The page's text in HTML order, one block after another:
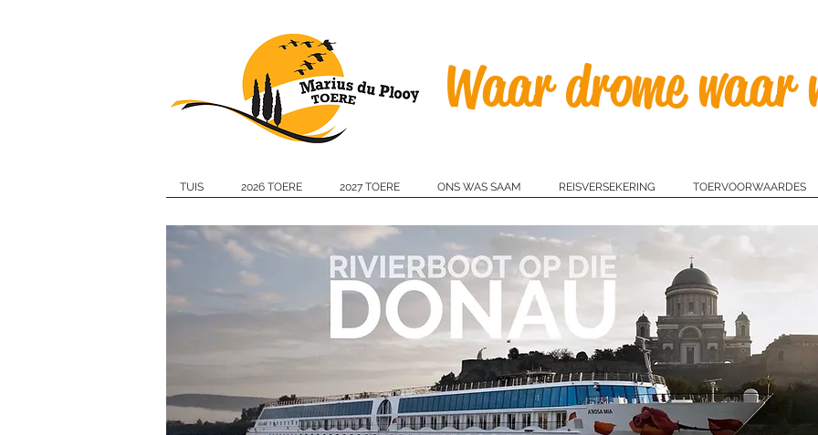
Waar drome
TUIS 2026 TOERE 2027 TOERE ONS WAS SAAM REISVERSEKERING TOERVOORWAARDES